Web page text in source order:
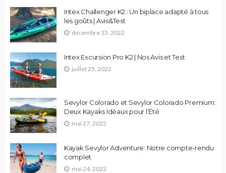
Intex Challenger K2 : Un biplace adapté à tous
les goûts | Avis&Test
décembre 15, 2022
Intex Excursion Pro K2 | Nos Avis et Test
juillet 25, 2022
Sevylor Colorado et Sevylor Colorado Premium:
Deux Kayaks Idéaux pour l’Été
mai 27, 2022
Kayak Sevylor Adventure: Notre compte-rendu
complet
mai 24, 2022